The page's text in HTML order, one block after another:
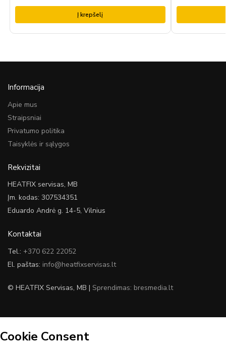
Į krepšelį
Informacija
Apie mus
Straipsniai
Privatumo politika
Taisyklės ir sąlygos
Rekvizitai
HEATFIX servisas, MB
Įm. kodas: 307534351
Eduardo Andrė g. 14-5, Vilnius
Kontaktai
Tel.: +370 622 22052
El. paštas: info@heatfixservisas.lt
© HEATFIX Servisas, MB | Sprendimas: bresmedia.lt